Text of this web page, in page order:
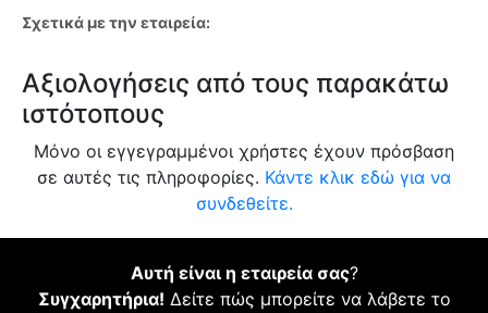
Σχετικά με την εταιρεία:
Αξιολογήσεις από τους παρακάτω
ιστότοπους
Μόνο οι εγγεγραμμένοι χρήστες έχουν πρόσβαση
σε αυτές τις πληροφορίες. Κάντε κλικ εδώ για να
συνδεθείτε.
Αυτή είναι η εταιρεία σας?
Συγχαρητήρια! Δείτε πώς μπορείτε να λάβετε το